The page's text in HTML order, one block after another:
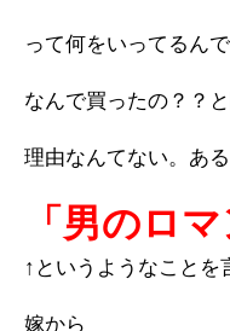
って何をいってるん
なんで買ったの？？
理由なんてない。あ
「男のロ
↑というようなことを
嫁から